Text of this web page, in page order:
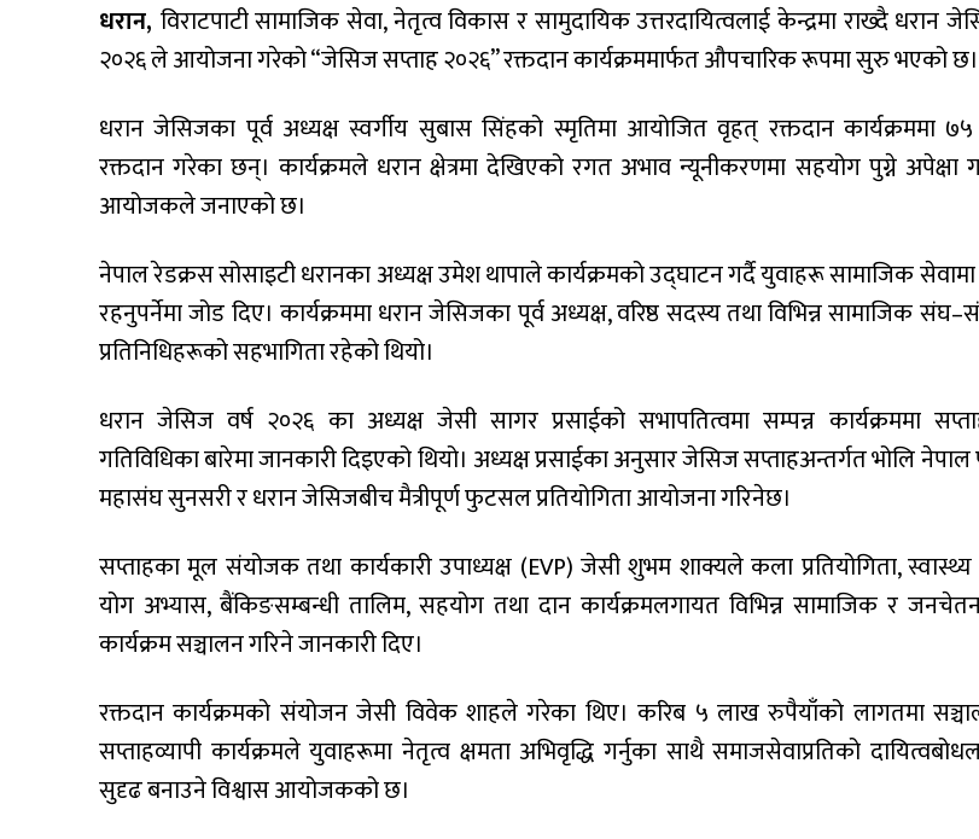
धरान, विराटपाटी सामाजिक सेवा, नेतृत्व विकास र सामुदायिक उत्तरदायित्वलाई केन्द्रमा राख्दै धरान
२०२६ ले आयोजना गरेको “जेसिज सप्ताह २०२६” रक्तदान कार्यक्रममार्फत औपचारिक रूपमा सुरु भएको छ।
धरान जेसिजका पूर्व अध्यक्ष स्वर्गीय सुबास सिंहको स्मृतिमा आयोजित वृहत् रक्तदान कार्यक्रममा
रक्तदान गरेका छन्। कार्यक्रमले धरान क्षेत्रमा देखिएको रगत अभाव न्यूनीकरणमा सहयोग पुग्ने अपेक्षा
आयोजकले जनाएको छ।
नेपाल रेडक्रस सोसाइटी धरानका अध्यक्ष उमेश थापाले कार्यक्रमको उद्घाटन गर्दै युवाहरू सामाजिक
रहनुपर्नेमा जोड दिए। कार्यक्रममा धरान जेसिजका पूर्व अध्यक्ष, वरिष्ठ सदस्य तथा विभिन्न सामाजिक
प्रतिनिधिहरूको सहभागिता रहेको थियो।
धरान जेसिज वर्ष २०२६ का अध्यक्ष जेसी सागर प्रसाईको सभापतित्वमा सम्पन्न कार्यक्रममा
गतिविधिका बारेमा जानकारी दिइएको थियो। अध्यक्ष प्रसाईका अनुसार जेसिज सप्ताहअन्तर्गत भोलि नेपाल
महासंघ सुनसरी र धरान जेसिजबीच मैत्रीपूर्ण फुटसल प्रतियोगिता आयोजना गरिनेछ।
सप्ताहका मूल संयोजक तथा कार्यकारी उपाध्यक्ष (EVP) जेसी शुभम शाक्यले कला प्रतियोगिता, स्वास्थ्य
योग अभ्यास, बैंकिङसम्बन्धी तालिम, सहयोग तथा दान कार्यक्रमलगायत विभिन्न सामाजिक र
कार्यक्रम सञ्चालन गरिने जानकारी दिए।
रक्तदान कार्यक्रमको संयोजन जेसी विवेक शाहले गरेका थिए। करिब ५ लाख रुपैयाँको लागतमा
सप्ताहव्यापी कार्यक्रमले युवाहरूमा नेतृत्व क्षमता अभिवृद्धि गर्नुका साथै समाजसेवाप्रतिको
सुदृढ बनाउने विश्वास आयोजकको छ।